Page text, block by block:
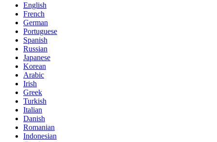
English
French
German
Portuguese
Spanish
Russian
Japanese
Korean
Arabic
Irish
Greek
Turkish
Italian
Danish
Romanian
Indonesian